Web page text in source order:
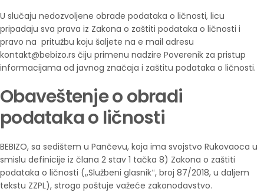
U slučaju nedozvoljene obrade podataka o ličnosti, licu
pripadaju sva prava iz Zakona o zaštiti podataka o ličnosti i
pravo na pritužbu koju šaljete na e mail adresu
kontakt@bebizo.rs čiju primenu nadzire Poverenik za pristup
informacijama od javnog značaja i zaštitu podataka o ličnosti.
Obaveštenje o obradi
podataka o ličnosti
BEBIZO, sa sedištem u Pančevu, koja ima svojstvo Rukovaoca u
smislu definicije iz člana 2 stav 1 tačka 8) Zakona o zaštiti
podataka o ličnosti (,,Službeni glasnikʻʻ, broj 87/2018, u daljem
tekstu ZZPL), strogo poštuje važeće zakonodavstvo.